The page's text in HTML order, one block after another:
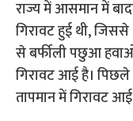
राज्य में आसमान में
गिरावट हुई थी,
से बर्फीली पछुआ हवाओं
गिरावट आई है।
तापमान में गिरावट